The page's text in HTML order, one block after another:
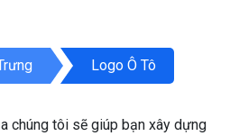
Logo Ô Tô
chúng tôi sẽ giúp bạn xây dựng